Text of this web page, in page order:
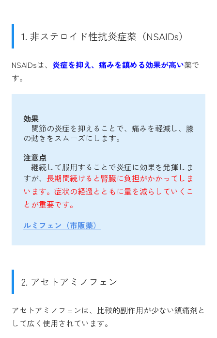
1. 非ステロイド性抗炎症薬（NSAIDs）
NSAIDsは、 炎症を抑え、痛みを鎮める効果が高い薬で
す。
効果
関節の炎症を抑えることで、痛みを軽減し、膝
の動きをスムーズにします。
注意点
継続して服用することで炎症に効果を発揮しま
すが、 長期間続けると腎臓に負担がかかってしま
います。症状の経過とともに量を減らしていくこ
とが重要です。
ルミフェン（市販薬）
2. アセトアミノフェン
アセトアミノフェンは、比較的副作用が少ない鎮痛剤と
して広く使用されています。